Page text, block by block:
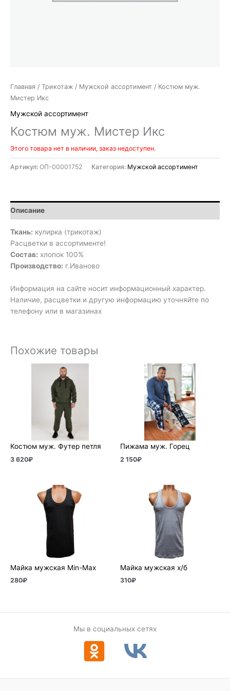
Главная / Трикотаж / Мужской ассортимент / Костюм муж.
Мистер Икс
Мужской ассортимент
Костюм муж. Мистер Икс
Этого товара нет в наличии, заказ недоступен.
Артикул: ОП-00001752 Категория: Мужской ассортимент
Описание
Ткань: кулирка (трикотаж)
Расцветки в ассортименте!
Состав: хлопок 100%
Производство: г.Иваново
Информация на сайте носит информационный характер.
Наличие, расцветки и другую информацию уточняйте по
телефону или в магазинах
Похожие товары
Костюм муж. Футер петля
3 620₽
Пижама муж. Горец
2 150₽
Майка мужская Min-Max
280₽
Майка мужская х/б
310₽
Мы в социальных сетях